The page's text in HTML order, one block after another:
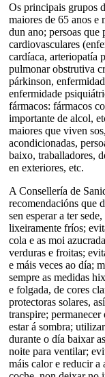
Os principais grupos
maiores de 65 anos e
dun ano; persoas que
cardiovasculares
cardíaca, arteriopatía
pulmonar obstrutiva
párkinson,
enfermidade
fármacos: fármacos
importante de alcol,
maiores que viven
acondicionadas,
baixo, traballadores,
en exteriores, etc.
A Consellería de
recomendacións que
sen esperar a ter
lixeiramente fríos;
cola e as moi
verduras e froitas;
e máis veces ao día;
sempre as medidas
e folgada, de cores
protectoras solares,
transpire;
estar á sombra;
durante o día baixar
noite para ventilar;
máis calor e reducir a